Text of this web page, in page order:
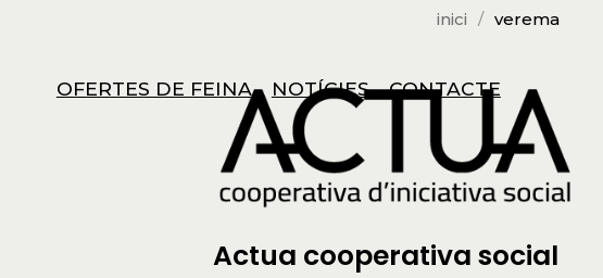
OFERTES DE FEINA NOTÍCIES CONTACTE
inici verema
Actua cooperativa social